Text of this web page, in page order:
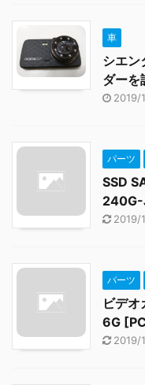
車
シエン
ダーを
2019/
パーツ
SSD
2019/
パーツ
ビデ
6G
2019/